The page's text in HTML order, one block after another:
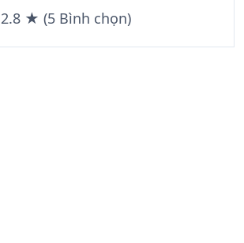
2.8 ★ (5 Bình chọn)